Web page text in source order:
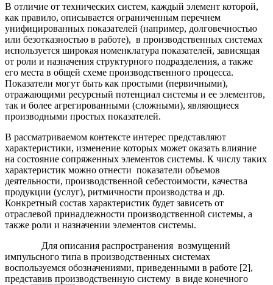
В отличие от технических систем, каждый элемент которой,
как правило, описывается ограниченным перечнем
унифицированных показателей (например, долговечностью
или безотказностью в работе), в производственных системах
используется широкая номенклатура показателей, зависящая
от роли и назначения структурного подразделения, а также
его места в общей схеме производственного процесса.
Показатели могут быть как простыми (первичными),
отражающими ресурсный потенциал системы и ее элементов,
так и более агрегированными (сложными), являющиеся
производными простых показателей.
В рассматриваемом контексте интерес представляют
характеристики, изменение которых может оказать влияние
на состояние сопряженных элементов системы. К числу таких
характеристик можно отнести показатели объемов
деятельности, производственной себестоимости, качества
продукции (услуг), ритмичности производства и др.
Конкретный состав характеристик будет зависеть от
отраслевой принадлежности производственной системы, а
также роли и назначении элементов системы.
Для описания распространения возмущений
импульсного типа в производственных системах
воспользуемся обозначениями, приведенными в работе [2],
представив производственную систему в виде конечного